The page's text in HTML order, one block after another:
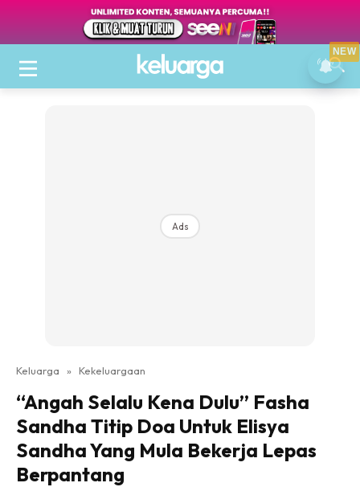
Ads
Keluarga » Kekeluargaan
“Angah Selalu Kena Dulu” Fasha
Sandha Titip Doa Untuk Elisya
Sandha Yang Mula Bekerja Lepas
Berpantang
NEW